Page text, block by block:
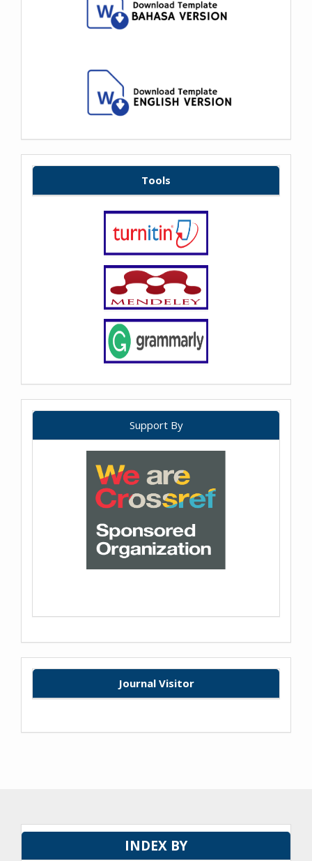
Tools
Support By
Journal Visitor
INDEX BY